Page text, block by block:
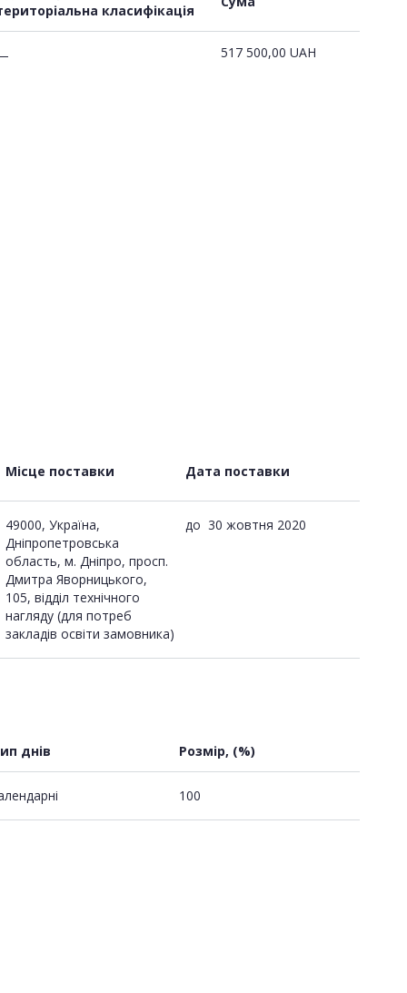
класифікація
517 500,00 UAH
Місце поставки Дата поставки
49000, Україна,
Дніпропетровська
область, м. Дніпро, просп.
Дмитра Яворницького,
105, відділ технічного
нагляду (для потреб
закладів освіти замовника)
до 30 жовтня 2020
днів Розмір, (%)
100